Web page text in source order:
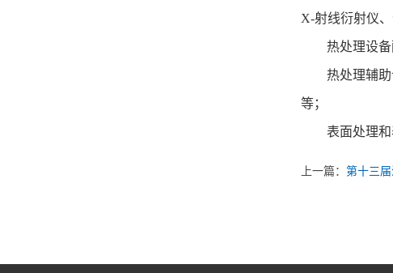
X-射线衍射仪
热处理设备配
热处理辅助设
等；
表面处理和表
上一篇： 第十三